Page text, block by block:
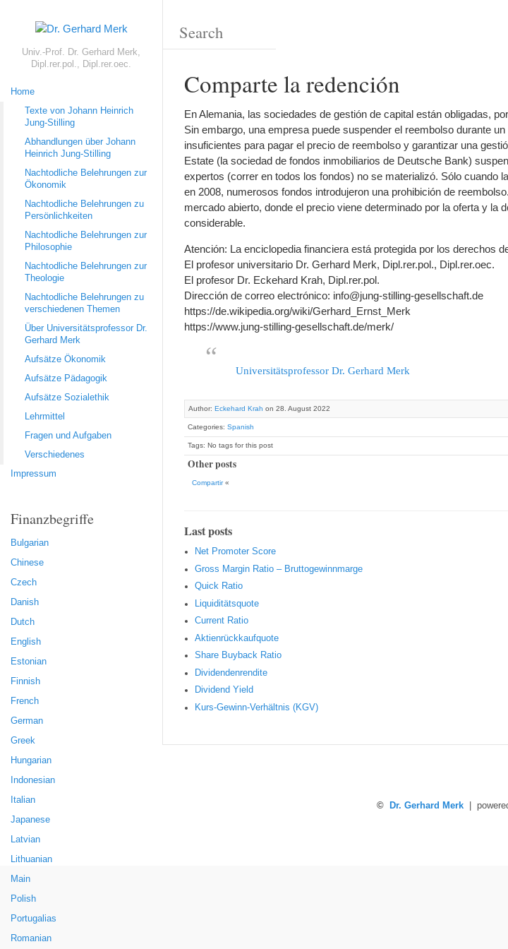
Univ.-Prof. Dr. Gerhard Merk,
Dipl.rer.pol., Dipl.rer.oec.
Home
Texte von Johann Heinrich
Jung-Stilling
Abhandlungen über Johann
Heinrich Jung-Stilling
Nachtodliche Belehrungen zur
Ökonomik
Nachtodliche Belehrungen zu
Persönlichkeiten
Nachtodliche Belehrungen zur
Philosophie
Nachtodliche Belehrungen zur
Theologie
Nachtodliche Belehrungen zu
verschiedenen Themen
Über Universitätsprofessor Dr.
Gerhard Merk
Aufsätze Ökonomik
Aufsätze Pädagogik
Aufsätze Sozialethik
Lehrmittel
Fragen und Aufgaben
Verschiedenes
Impressum
Finanzbegriffe
Bulgarian
Chinese
Czech
Danish
Dutch
English
Estonian
Finnish
French
German
Greek
Hungarian
Indonesian
Italian
Japanese
Latvian
Lithuanian
Main
Polish
Portugalias
Romanian
Comparte la redención
En Alemania, las sociedades de gestión de capital están obligadas,
Sin embargo, una empresa puede suspender el reembolso durante
insuficientes para pagar el precio de reembolso y garantizar una
Estate (la sociedad de fondos inmobiliarios de Deutsche Bank)
expertos (correr en todos los fondos) no se materializó. Sólo cuando
en 2008, numerosos fondos introdujeron una prohibición de
mercado abierto, donde el precio viene determinado por la oferta y
considerable.
Atención: La enciclopedia financiera está protegida por los derechos
El profesor universitario Dr. Gerhard Merk, Dipl.rer.pol., Dipl.rer.oec.
El profesor Dr. Eckehard Krah, Dipl.rer.pol.
Dirección de correo electrónico: info@jung-stilling-gesellschaft.de
https://de.wikipedia.org/wiki/Gerhard_Ernst_Merk
https://www.jung-stilling-gesellschaft.de/merk/
Universitätsprofessor Dr. Gerhard Merk
Author: Eckehard Krah on 28. August 2022
Categories: Spanish
Tags: No tags for this post
Other posts
Compartir«
Last posts
Net Promoter Score
Gro ss Margin Ratio – Bruttogewinnmarge
Quic k Ratio
Liquiditätsquote
Current Ratio
Aktienrückkaufquote
Sha re Buyback Ratio
Dividendenrendite
Dividend Yield
Kurs-Gewinn-Verhältnis (KGV)
© Dr. Gerhard Merk |